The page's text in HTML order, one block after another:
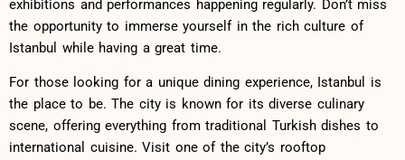
exhibitions and performances​ happening regularly. Don’t miss
the opportunity to immerse yourself in the rich culture ⁣of
Istanbul while‍ having a great time.
For those looking for a unique dining experience, Istanbul‍ is‍
the ‍place to be.​ The‍ city is ‌known for its diverse culinary
scene, offering everything from ⁢traditional Turkish dishes to
international cuisine. Visit one of the city’s rooftop